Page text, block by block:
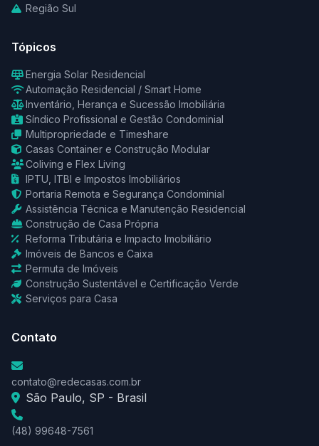
Região Sul
Tópicos
Energia Solar Residencial
Automação Residencial / Smart Home
Inventário, Herança e Sucessão Imobiliária
Síndico Profissional e Gestão Condominial
Multipropriedade e Timeshare
Casas Container e Construção Modular
Coliving e Flex Living
IPTU, ITBI e Impostos Imobiliários
Portaria Remota e Segurança Condominial
Assistência Técnica e Manutenção Residencial
Construção de Casa Própria
Reforma Tributária e Impacto Imobiliário
Imóveis de Bancos e Caixa
Permuta de Imóveis
Construção Sustentável e Certificação Verde
Serviços para Casa
Contato
contato@redecasas.com.br
São Paulo, SP - Brasil
(48) 99648-7561